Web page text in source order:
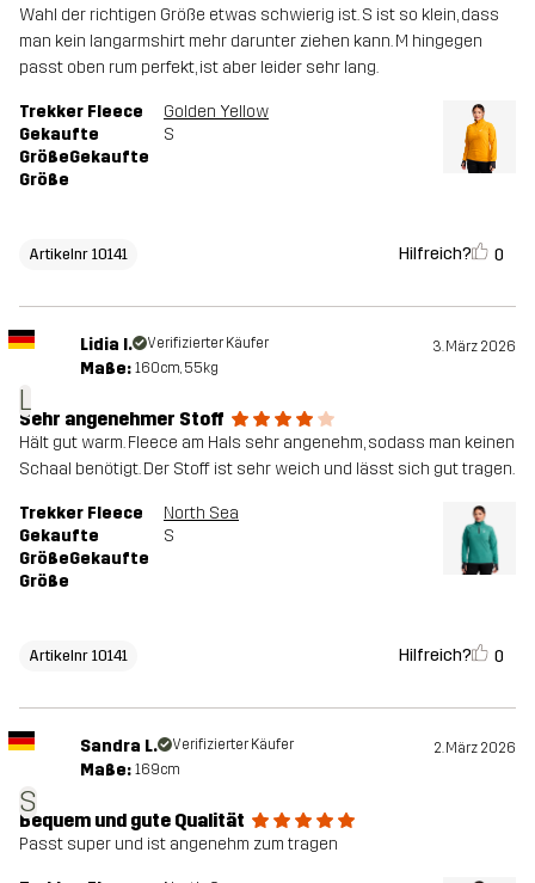
Wahl der richtigen Größe etwas schwierig ist. S ist so klein, dass
man kein langarmshirt mehr darunter ziehen kann. M hingegen
passt oben rum perfekt, ist aber leider sehr lang.
Trekker Fleece
Golden Yellow
Gekaufte
GrößeGekaufte
Größe
S
Artikelnr 10141 Hilfreich? 0
L
Lidia I. Verifizierter Käufer 3. März 2026
Maße: 160cm, 55kg
Sehr angenehmer Stoff
Hält gut warm. Fleece am Hals sehr angenehm, sodass man keinen
Schaal benötigt. Der Stoff ist sehr weich und lässt sich gut tragen.
Trekker Fleece
North Sea
Gekaufte
GrößeGekaufte
Größe
S
Artikelnr 10141 Hilfreich? 0
S
Sandra L. Verifizierter Käufer 2. März 2026
Maße: 169cm
Bequem und gute Qualität
Passt super und ist angenehm zum tragen